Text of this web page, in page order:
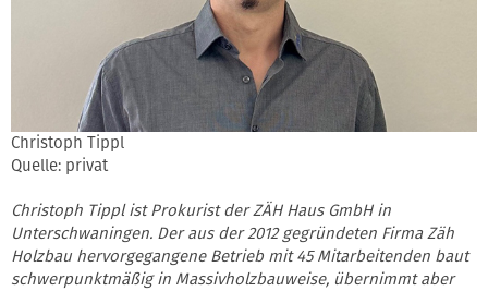
Christoph Tippl
Quelle: privat
Christoph Tippl ist Prokurist der ZÄH Haus GmbH in
Unterschwaningen. Der aus der 2012 gegründeten Firma Zäh
Holzbau hervorgegangene Betrieb mit 45 Mitarbeitenden baut
schwerpunktmäßig in Massivholzbauweise, übernimmt aber